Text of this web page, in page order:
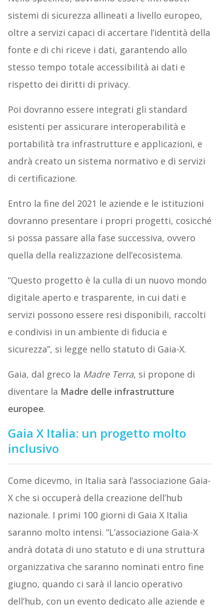
sistemi di sicurezza allineati a livello europeo,
oltre a servizi capaci di accertare l’identità della
fonte e di chi riceve i dati, garantendo allo
stesso tempo totale accessibilità ai dati e
rispetto dei diritti di privacy.
Poi dovranno essere integrati gli standard
esistenti per assicurare interoperabilità e
portabilità tra infrastrutture e applicazioni, e
andrà creato un sistema normativo e di servizi
di certificazione.
Entro la fine del 2021 le aziende e le istituzioni
dovranno presentare i propri progetti, cosicché
si possa passare alla fase successiva, ovvero
quella della realizzazione dell’ecosistema.
“Questo progetto è la culla di un nuovo mondo
digitale aperto e trasparente, in cui dati e
servizi possono essere resi disponibili, raccolti
e condivisi in un ambiente di fiducia e
sicurezza”, si legge nello statuto di Gaia-X.
Gaia, dal greco la Madre Terra, si propone di
diventare la Madre delle infrastrutture
europee.
Gaia X Italia: un progetto molto
inclusivo
Come dicevmo, in Italia sarà l’associazione Gaia-
X che si occuperà della creazione dell’hub
nazionale. I primi 100 giorni di Gaia X Italia
saranno molto intensi. “L’associazione Gaia-X
andrà dotata di uno statuto e di una struttura
organizzativa che saranno nominati entro fine
giugno, quando ci sarà il lancio operativo
dell’hub, con un evento dedicato alle aziende e